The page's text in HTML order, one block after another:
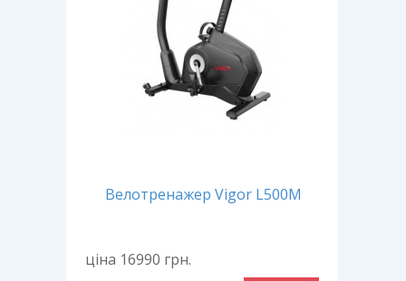
Велотренажер Vigor L500M
ціна 16990 грн.